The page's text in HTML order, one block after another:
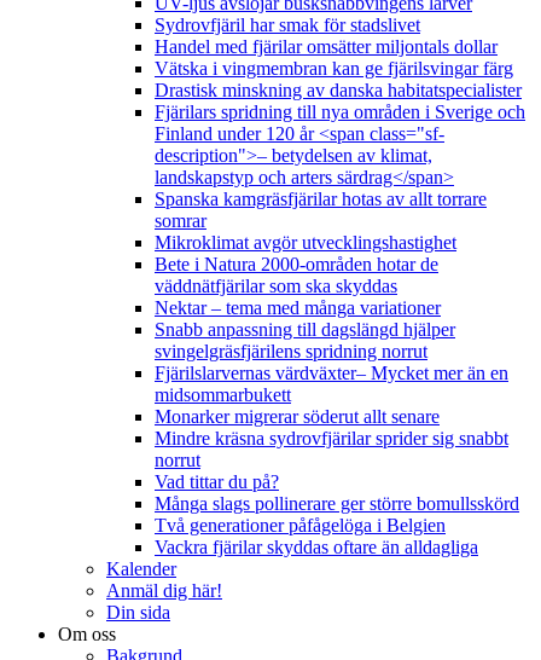
Sydrovfjäril har smak för stadslivet
Handel med fjärilar omsätter miljontals dollar
Vätska i vingmembran kan ge fjärilsvingar färg
Drastisk minskning av danska habitatspecialister
Fjärilars spridning till nya områden i Sverige och
Finland under 120 år <span class="sf-
description">– betydelsen av klimat,
landskapstyp och arters särdrag</span>
Spanska kamgräsfjärilar hotas av allt torrare
somrar
Mikroklimat avgör utvecklingshastighet
Bete i Natura 2000-områden hotar de
väddnätfjärilar som ska skyddas
Nektar – tema med många variationer
Snabb anpassning till dagslängd hjälper
svingelgräsfjärilens spridning norrut
Fjärilslarvernas värdväxter– Mycket mer än en
midsommarbukett
Monarker migrerar söderut allt senare
Mindre kräsna sydrovfjärilar sprider sig snabbt
norrut
Vad tittar du på?
Många slags pollinerare ger större bomullsskörd
Två generationer påfågelöga i Belgien
Vackra fjärilar skyddas oftare än alldagliga
Kalender
Anmäl dig här!
Din sida
Om oss
Bakgrund